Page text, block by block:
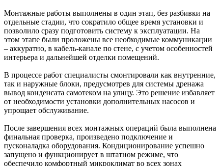
Монтажные работы выполнены в один этап, без разбивки на
отдельные стадии, что сократило общее время установки и
позволило сразу подготовить систему к эксплуатации. На
этом этапе были проложены все необходимые коммуникации
– аккуратно, в кабель-канале по стене, с учетом особенностей
интерьера и дальнейшей отделки помещений.
В процессе работ специалисты смонтировали как внутренние,
так и наружные блоки, предусмотрев для системы дренажа
вывод конденсата самотеком на улицу. Это решение избавляет
от необходимости установки дополнительных насосов и
упрощает обслуживание.
После завершения всех монтажных операций была выполнена
финальная проверка, произведено подключение и
пусконаладка оборудования. Кондиционирование успешно
запущено и функционирует в штатном режиме, что
обеспечило комфортный микроклимат во всех зонах